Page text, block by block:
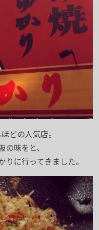
どの人気店。
味をと、
に行ってきました。